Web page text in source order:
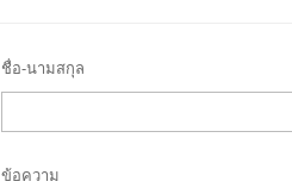
ชื่อ-นามสกุล
ข้อความ